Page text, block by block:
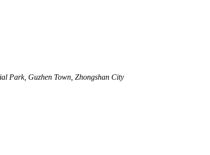
Park, Guzhen Town, Zhongshan City